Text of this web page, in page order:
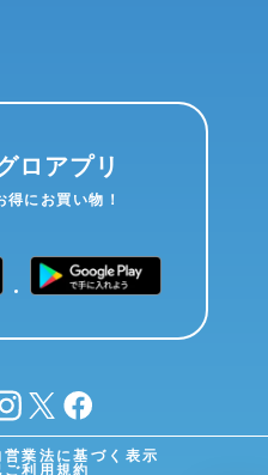
ロアプリ
得にお買い物！
X facebook
営業法に基づく表示
ご利用規約